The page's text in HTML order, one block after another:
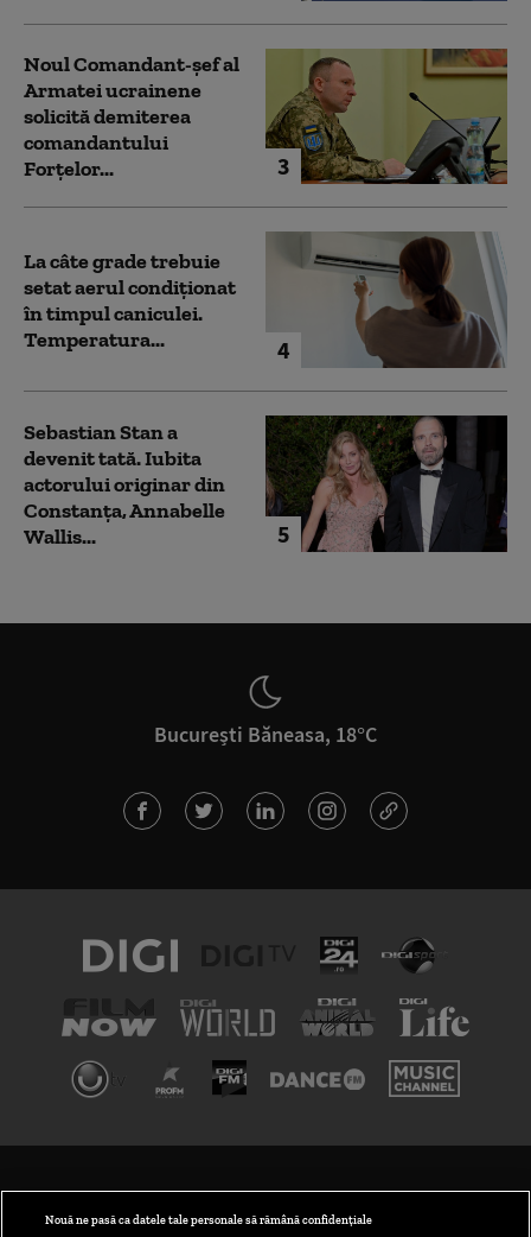
3
Noul Comandant-șef al
Armatei ucrainene
solicită demiterea
comandantului
Forțelor...
4
La câte grade trebuie
setat aerul condiționat
în timpul caniculei.
Temperatura...
5
Sebastian Stan a
devenit tată. Iubita
actorului originar din
Constanța, Annabelle
Wallis...
București Băneasa, 18°C
Nouă ne pasă ca datele tale personale să rămână confidențiale